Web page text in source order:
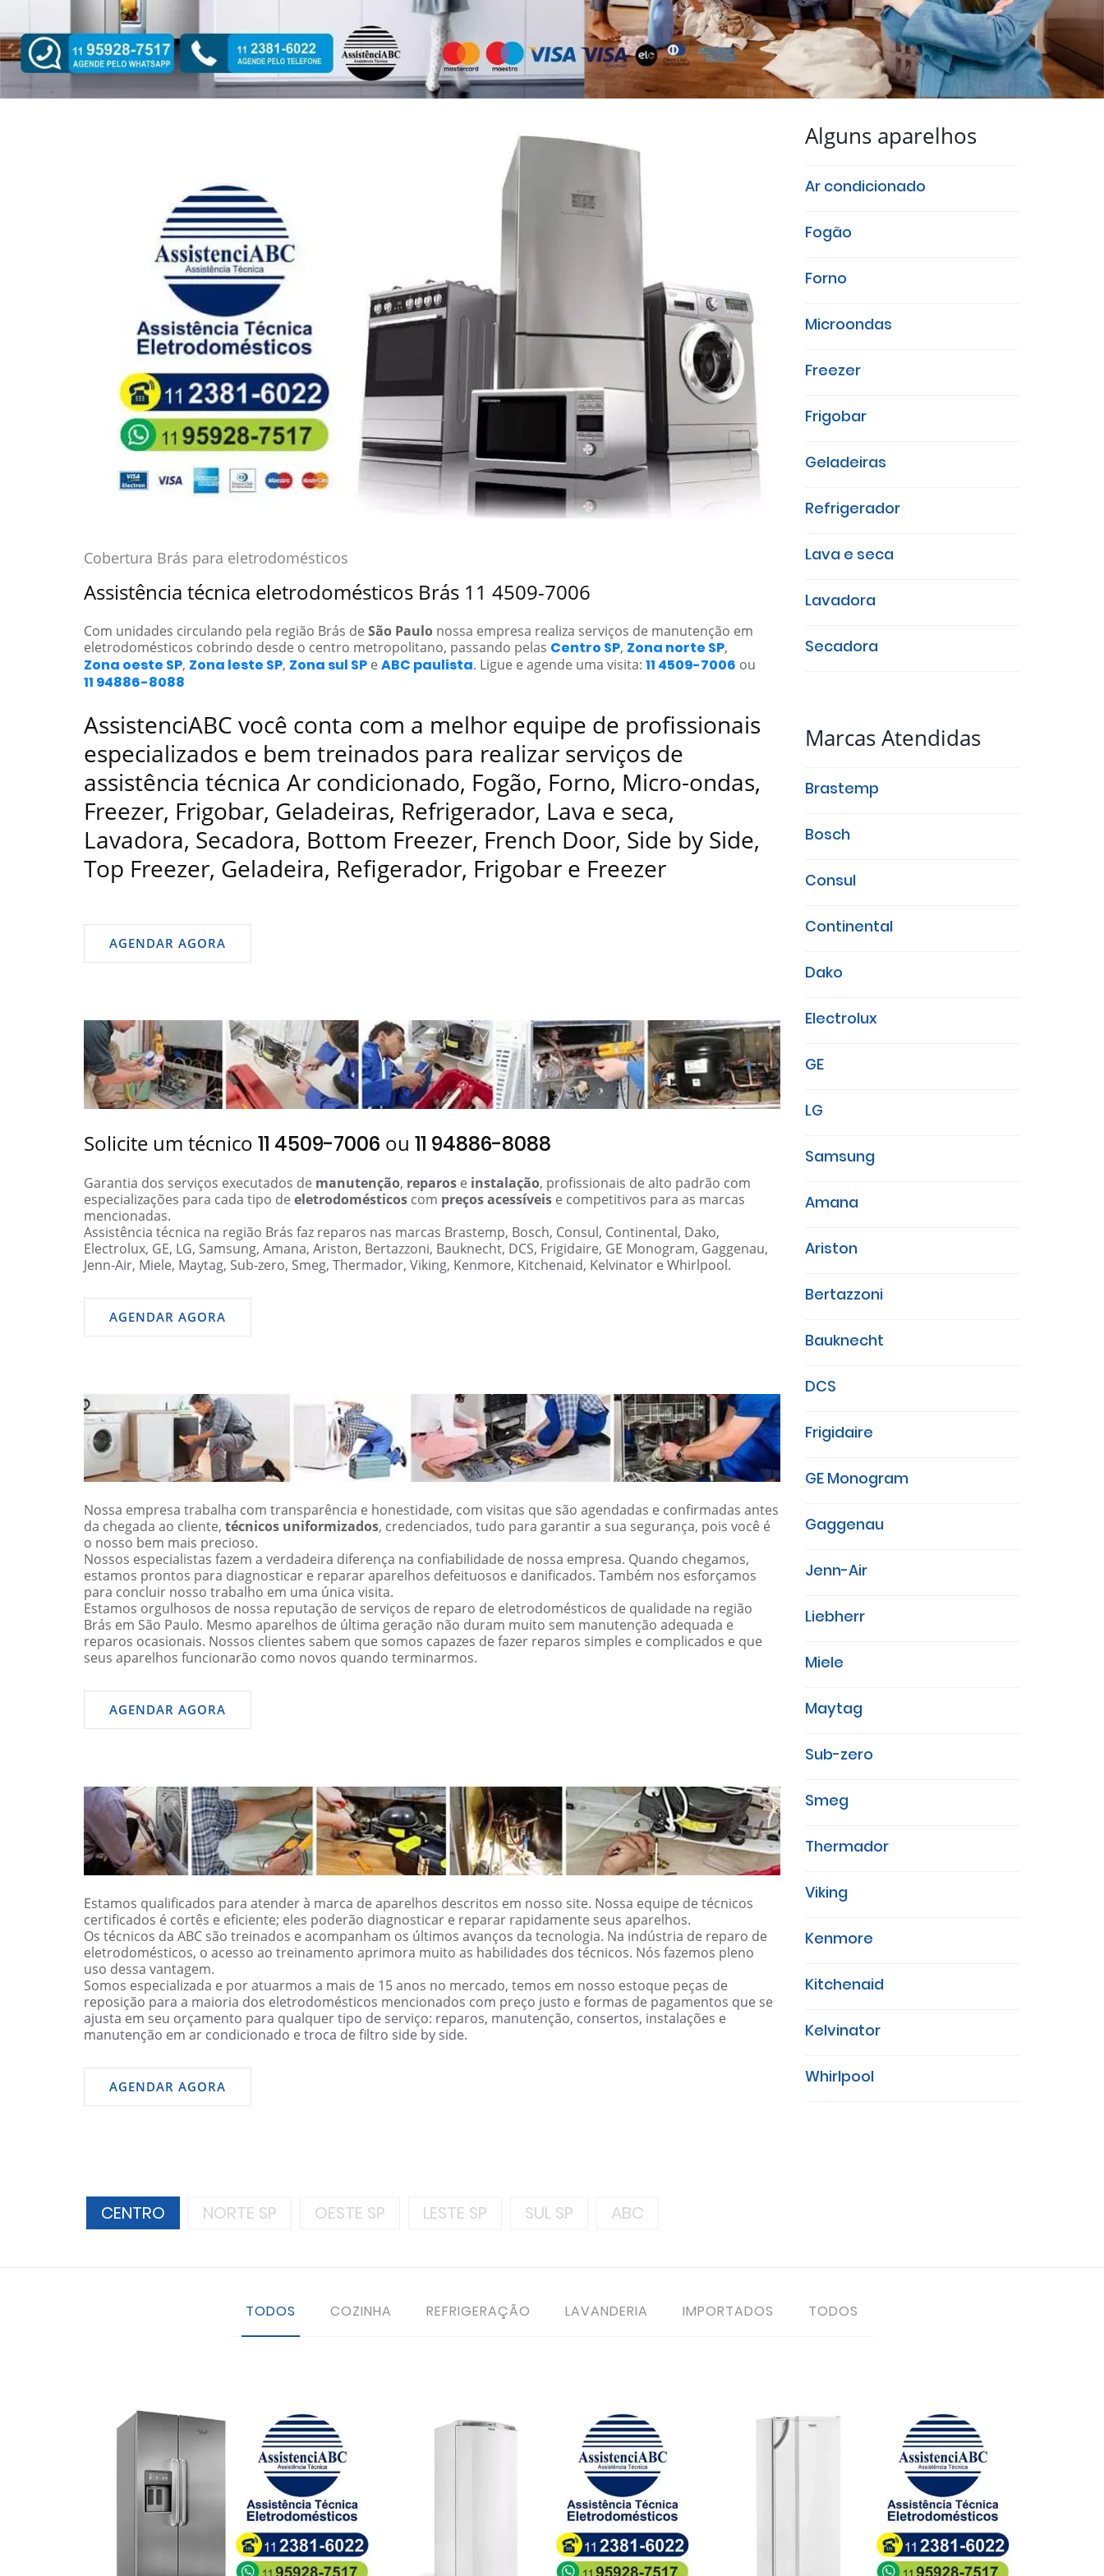
Cobertura Brás para eletrodomésticos
Assistência técnica eletrodomésticos Brás 11 4509-7006
Com unidades circulando pela região Brás de São Paulo nossa empresa realiza serviços de manutenção em
eletrodomésticos cobrindo desde o centro metropolitano, passando pelas Centro SP, Zona norte SP,
Zona oeste SP, Zona leste SP, Zona sul SP e ABC paulista. Ligue e agende uma visita: 11 4509-7006 ou
11 94886-8088
AssistenciABC você conta com a melhor equipe de profissionais
especializados e bem treinados para realizar serviços de
assistência técnica Ar condicionado, Fogão, Forno, Micro-ondas,
Freezer, Frigobar, Geladeiras, Refrigerador, Lava e seca,
Lavadora, Secadora, Bottom Freezer, French Door, Side by Side,
Top Freezer, Geladeira, Refigerador, Frigobar e Freezer
AGENDAR AGORA
Solicite um técnico 11 4509-7006 ou 11 94886-8088
Garantia dos serviços executados de manutenção, reparos e instalação, profissionais de alto padrão com
especializações para cada tipo de eletrodomésticos com preços acessíveis e competitivos para as marcas
mencionadas.
Assistência técnica na região Brás faz reparos nas marcas Brastemp, Bosch, Consul, Continental, Dako,
Electrolux, GE, LG, Samsung, Amana, Ariston, Bertazzoni, Bauknecht, DCS, Frigidaire, GE Monogram, Gaggenau,
Jenn-Air, Miele, Maytag, Sub-zero, Smeg, Thermador, Viking, Kenmore, Kitchenaid, Kelvinator e Whirlpool.
AGENDAR AGORA
Nossa empresa trabalha com transparência e honestidade, com visitas que são agendadas e confirmadas antes
da chegada ao cliente, técnicos uniformizados, credenciados, tudo para garantir a sua segurança, pois você é
o nosso bem mais precioso.
Nossos especialistas fazem a verdadeira diferença na confiabilidade de nossa empresa. Quando chegamos,
estamos prontos para diagnosticar e reparar aparelhos defeituosos e danificados. Também nos esforçamos
para concluir nosso trabalho em uma única visita.
Estamos orgulhosos de nossa reputação de serviços de reparo de eletrodomésticos de qualidade na região
Brás em São Paulo. Mesmo aparelhos de última geração não duram muito sem manutenção adequada e
reparos ocasionais. Nossos clientes sabem que somos capazes de fazer reparos simples e complicados e que
seus aparelhos funcionarão como novos quando terminarmos.
AGENDAR AGORA
Estamos qualificados para atender à marca de aparelhos descritos em nosso site. Nossa equipe de técnicos
certificados é cortês e eficiente; eles poderão diagnosticar e reparar rapidamente seus aparelhos.
Os técnicos da ABC são treinados e acompanham os últimos avanços da tecnologia. Na indústria de reparo de
eletrodomésticos, o acesso ao treinamento aprimora muito as habilidades dos técnicos. Nós fazemos pleno
uso dessa vantagem.
Somos especializada e por atuarmos a mais de 15 anos no mercado, temos em nosso estoque peças de
reposição para a maioria dos eletrodomésticos mencionados com preço justo e formas de pagamentos que se
ajusta em seu orçamento para qualquer tipo de serviço: reparos, manutenção, consertos, instalações e
manutenção em ar condicionado e troca de filtro side by side.
AGENDAR AGORA
CENTRO NORTE SP OESTE SP LESTE SP SUL SP ABC
Alguns aparelhos
Ar condicionado
Fogão
Forno
Microondas
Freezer
Frigobar
Geladeiras
Refrigerador
Lava e seca
Lavadora
Secadora
Marcas Atendidas
Brastemp
Bosch
Consul
Continental
Dako
Electrolux
GE
LG
Samsung
Amana
Ariston
Bertazzoni
Bauknecht
DCS
Frigidaire
GE Monogram
Gaggenau
Jenn-Air
Liebherr
Miele
Maytag
Sub-zero
Smeg
Thermador
Viking
Kenmore
Kitchenaid
Kelvinator
Whirlpool
TODOS COZINHA REFRIGERAÇÃO LAVANDERIA IMPORTADOS TODOS